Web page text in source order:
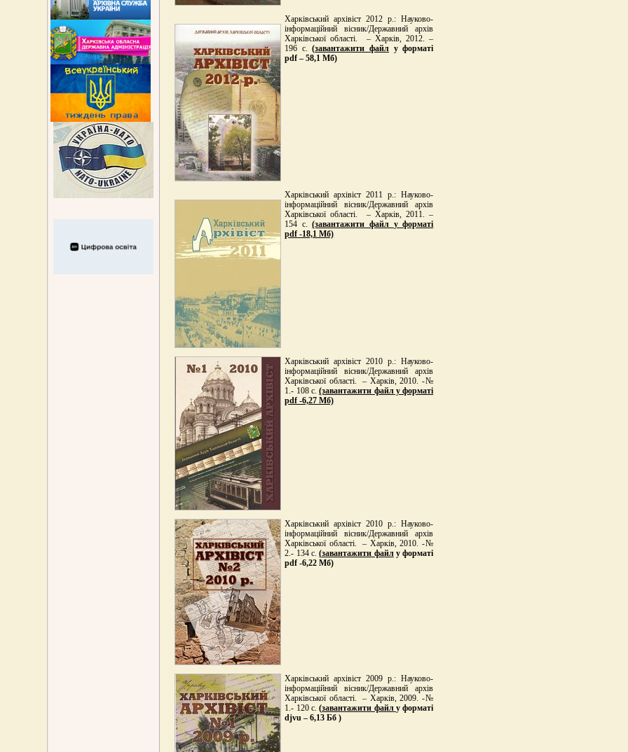
Харківський архівіст 2012 р.: Науково-
інформаційний вісник/Державний архів
Харківської області. – Харків, 2012. –
196 с.(завантажити файл у форматі
pdf – 58,1 Мб)
Харківський архівіст 2011 р.: Науково-
інформаційний вісник/Державний архів
Харківської області. – Харків, 2011. –
154 с.(завантажити файл у форматі
pdf -18,1 Мб)
Харківський архівіст 2010 р.: Науково-
інформаційний вісник/Державний архів
Харківської області. – Харків, 2010. -№
1.- 108 с.(завантажити файлу форматі
pdf -6,27 Мб)
Харківський архівіст 2010 р.: Науково-
інформаційний вісник/Державний архів
Харківської області. – Харків, 2010. -№
2.- 134 с.(завантажити файлу форматі
pdf -6,22 Мб)
Харківський архівіст 2009 р.: Науково-
інформаційний вісник/Державний архів
Харківської області. – Харків, 2009. -№
1.- 120 с. (завантажити файл у форматі
djvu – 6,13 Бб )